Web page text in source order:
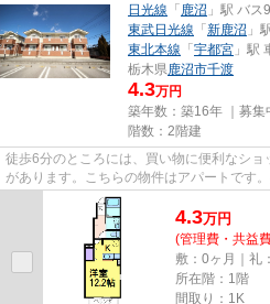
日光線 「 鹿沼 」駅 バ
東武日光線 「 新鹿沼 」
東北本線 「 宇都宮 」駅
栃木県鹿沼市千渡
4.3万円
築年数：築16年 ｜募集
階数：2階建
徒歩6分のところには、買い物に便利なショ
があります。こちらの物件はアパートです
るので、面倒なゴミ出しも楽...
4.3万円
(管理費・共益
敷：0ヶ月｜礼
所在階：1階
間取り：1K